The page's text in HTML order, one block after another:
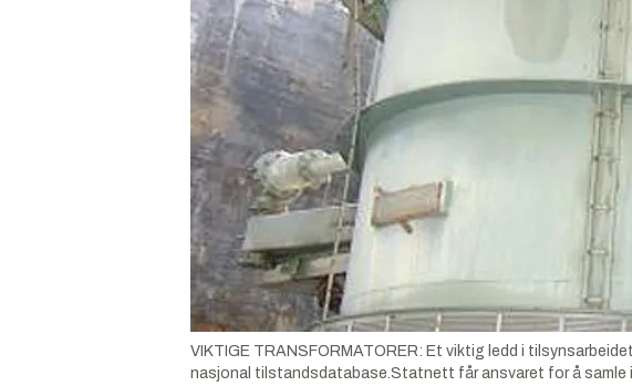
VIKTIGE TRANSFORMATORER: Et viktig ledd i
nasjonal tilstandsdatabase.Statnett får ansvaret for å samle